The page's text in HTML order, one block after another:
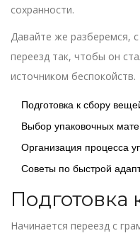
сохранности.
Давайте же разберемся,
переезд так, чтобы он
источником беспокойств.
Подготовка к сбору
Выбор упаковочных
Организация процесса
Советы по быстрой
Подготовка
Начинается переезд с